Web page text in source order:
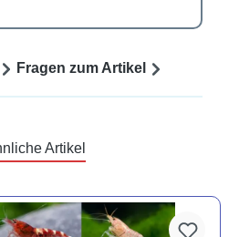
Fragen zum Artikel
Artikel